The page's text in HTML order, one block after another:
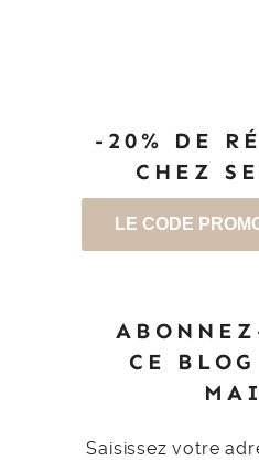
-20% DE
CHEZ
LE CODE
CE
Saisissez votre